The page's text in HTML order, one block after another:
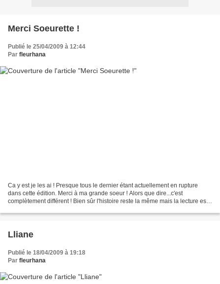
Merci Soeurette !
Publié le 25/04/2009 à 12:44
Par fleurhana
Ca y est je les ai ! Presque tous le dernier étant actuellement en rupture
dans cette édition. Merci à ma grande soeur ! Alors que dire...c'est
complètement différent ! Bien sûr l'histoire reste la même mais la lecture est
Lliane
Publié le 18/04/2009 à 19:18
Par fleurhana